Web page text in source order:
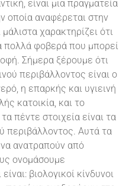
είναι μια πραγματεία
οποία αναφέρεται στην
χαρακτηρίζει ότι
πολλά φοβερά που μπορεί
Σήμερα ξέρουμε ότι
περιβάλλοντος είναι ο
η επαρκής και υγιεινή
κατοικία, και το
πέντε στοιχεία είναι τα
περιβάλλοντος. Αυτά τα
ανατραπούν από
ονομάσουμε
βιολογικοί κίνδυνοι